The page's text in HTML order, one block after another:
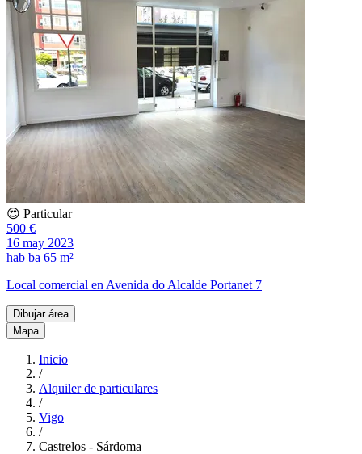
😍 Particular
500 €
16 may 2023
hab ba 65 m²
Local comercial en Avenida do Alcalde Portanet 7
Dibujar área
Mapa
Inicio
/
Alquiler de particulares
/
Vigo
/
Castrelos - Sárdoma